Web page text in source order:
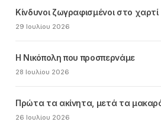
Κίνδυνοι ζωγραφισμένοι στο χαρτί
29 Ιουλίου 2026
Η Νικόπολη που προσπερνάμε
28 Ιουλίου 2026
Πρώτα τα ακίνητα, μετά τα
26 Ιουλίου 2026